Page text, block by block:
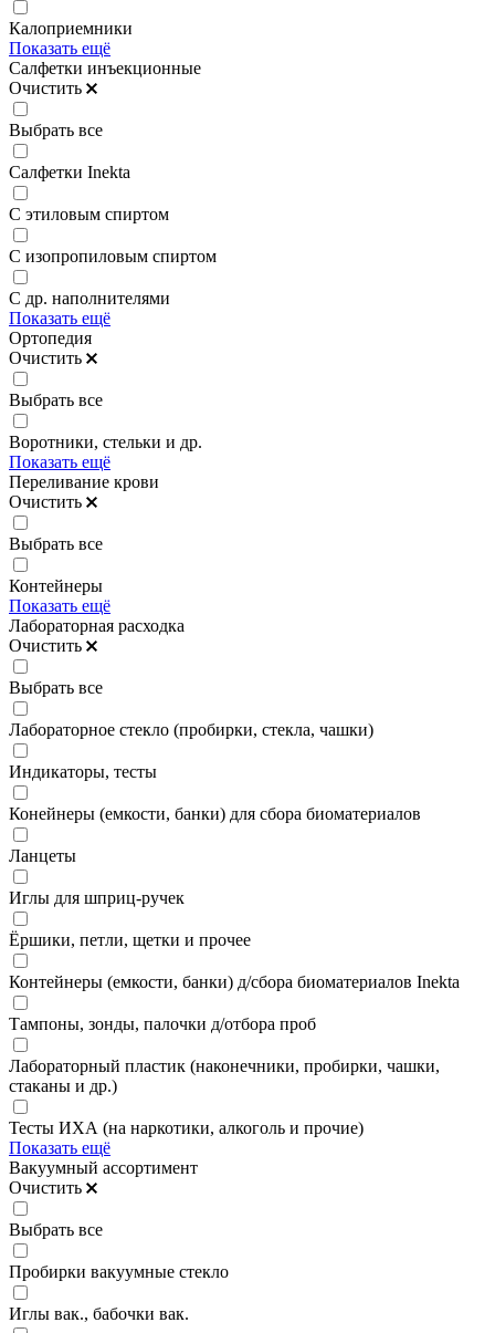
Калоприемники
Показать ещё
Салфетки инъекционные
Очистить
Выбрать все
Салфетки Inekta
С этиловым спиртом
С изопропиловым спиртом
С др. наполнителями
Показать ещё
Ортопедия
Очистить
Выбрать все
Воротники, стельки и др.
Показать ещё
Переливание крови
Очистить
Выбрать все
Контейнеры
Показать ещё
Лабораторная расходка
Очистить
Выбрать все
Лабораторное стекло (пробирки, стекла, чашки)
Индикаторы, тесты
Конейнеры (емкости, банки) для сбора биоматериалов
Ланцеты
Иглы для шприц-ручек
Ёршики, петли, щетки и прочее
Контейнеры (емкости, банки) д/сбора биоматериалов Inekta
Тампоны, зонды, палочки д/отбора проб
Лабораторный пластик (наконечники, пробирки, чашки,
стаканы и др.)
Тесты ИХА (на наркотики, алкоголь и прочие)
Показать ещё
Вакуумный ассортимент
Очистить
Выбрать все
Пробирки вакуумные стекло
Иглы вак., бабочки вак.